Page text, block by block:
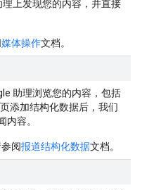
理上发现您的内容，并直接
媒体操作文档。
助理浏览您的内容，包括
添加结构化数据后，我们
内容。
阅报道结构化数据文档。